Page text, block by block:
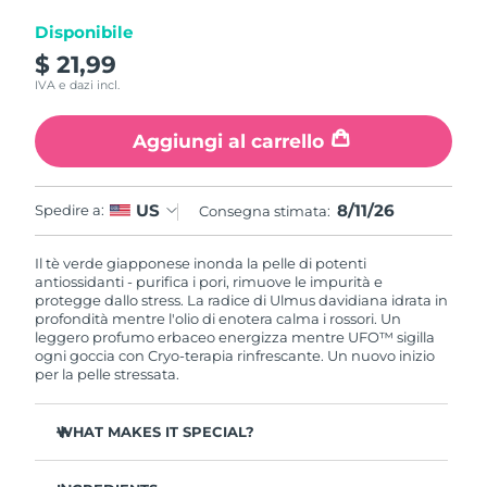
Disponibile
$ 21,99
IVA e dazi incl.
Aggiungi al carrello
Spedire a: US Consegna stimata: 8/11/26
Il tè verde giapponese inonda la pelle di potenti
antiossidanti - purifica i pori, rimuove le impurità e
protegge dallo stress. La radice di Ulmus davidiana idrata in
profondità mentre l'olio di enotera calma i rossori. Un
leggero profumo erbaceo energizza mentre UFO™ sigilla
ogni goccia con Cryo-terapia rinfrescante. Un nuovo inizio
per la pelle stressata.
WHAT MAKES IT SPECIAL?
RAS di Macao
Malta Consegna stimata 8/10/26
Messico Consegna stimata
Monaco Consegna stimata
Paesi Bassi Consegna stimata8/10/26
Nuova Zelanda Consegna stimata 8/10/26
Norvegia Consegna stimata8/10/26
Oman Consegna stimata8/13/26